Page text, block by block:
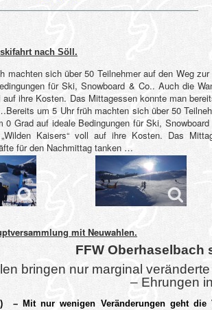
nach Söll.
machten sich über 50 Teilnehmer auf den Weg
für Ski, Snowboard & Co.. Auch die
auf ihre Kosten. Das Mittagessen konnte man
um 5 Uhr früh machten sich über 50
0 Grad auf ideale Bedingungen für Ski,
Kaisers“ voll auf ihre Kosten. Das
für den Nachmittag tanken …
mit Neuwahlen.
FFW Oberhaselbach
bringen nur marginal
– Ehrungen
– Mit nur wenigen Veränderungen geht